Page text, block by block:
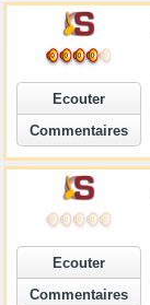
Ecouter
Commentaires
Ecouter
Commentaires